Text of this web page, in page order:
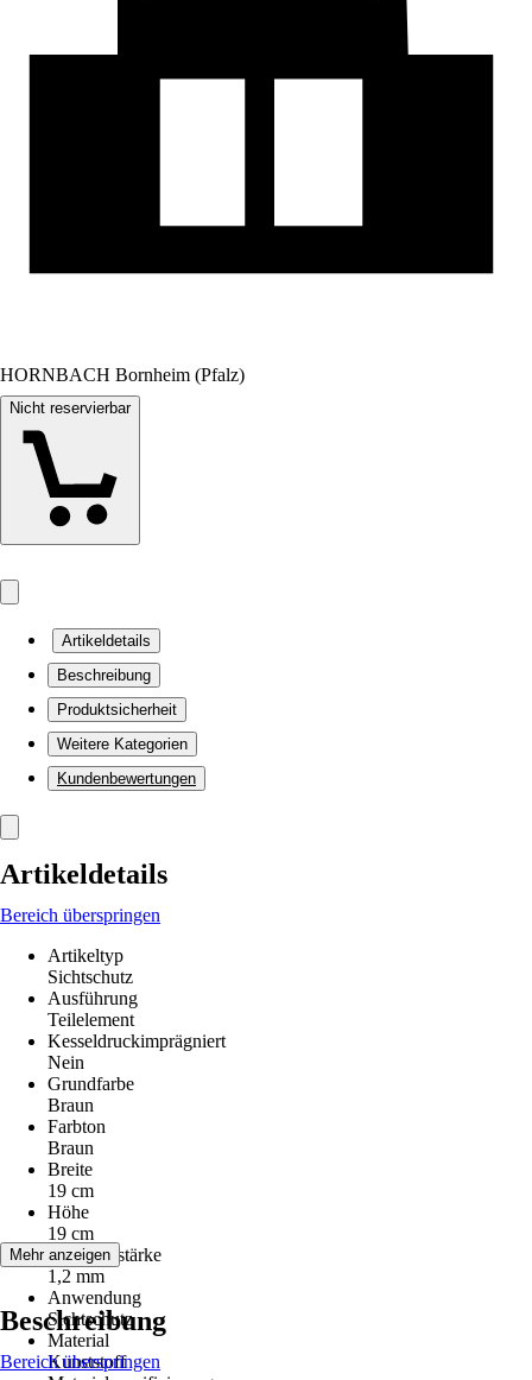
HORNBACH Bornheim (Pfalz)
Nicht reservierbar
Artikeldetails
Beschreibung
Produktsicherheit
Weitere Kategorien
Kundenbewertungen
Artikeldetails
Bereich überspringen
Artikeltyp
Sichtschutz
Ausführung
Teilelement
Kesseldruckimprägniert
Nein
Grundfarbe
Braun
Farbton
Braun
Breite
19 cm
Höhe
19 cm
Lamellenstärke
1,2 mm
Anwendung
Sichtschutz
Material
Kunststoff
Mehr anzeigen
Beschreibung
Bereich überspringen